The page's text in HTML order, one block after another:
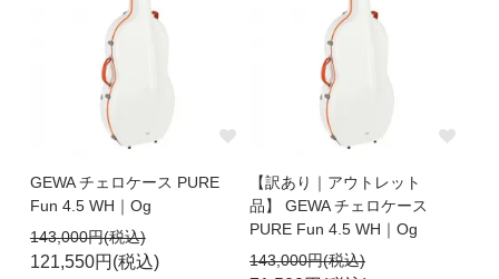
GEWA チェロケース PURE
Fun 4.5 WH｜Og
143,000円(税込)
121,550円(税込)
【訳あり｜アウトレット
品】 GEWA チェロケース
PURE Fun 4.5 WH｜Og
143,000円(税込)